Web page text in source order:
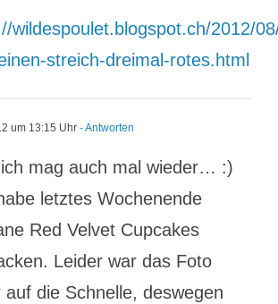
wildespoulet.blogspot.ch/2012/
streich-dreimal-rotes.html
um 13:15 Uhr - Antworten
mag auch mal wieder… :)
letztes Wochenende
Red Velvet Cupcakes
Leider war das Foto
auf die Schnelle, deswegen